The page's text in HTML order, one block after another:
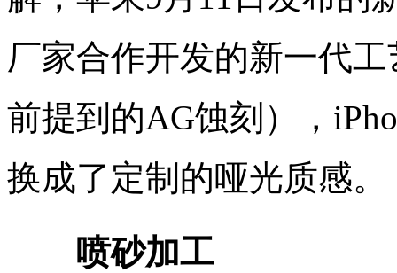
厂家合作开发的新一代
前提到的AG蚀刻），
换成了定制的哑光质感。
喷砂加工